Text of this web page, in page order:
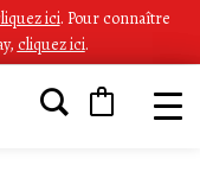
ici. Pour connaître
cliquez ici.